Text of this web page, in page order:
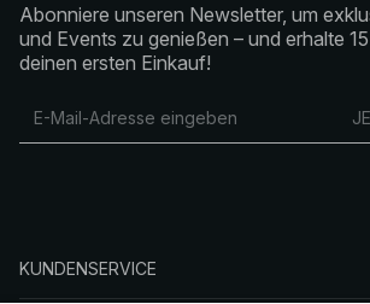
Abonniere unseren Newsletter, um
und Events zu genießen – und erhalte
deinen ersten Einkauf!
KUNDENSERVICE